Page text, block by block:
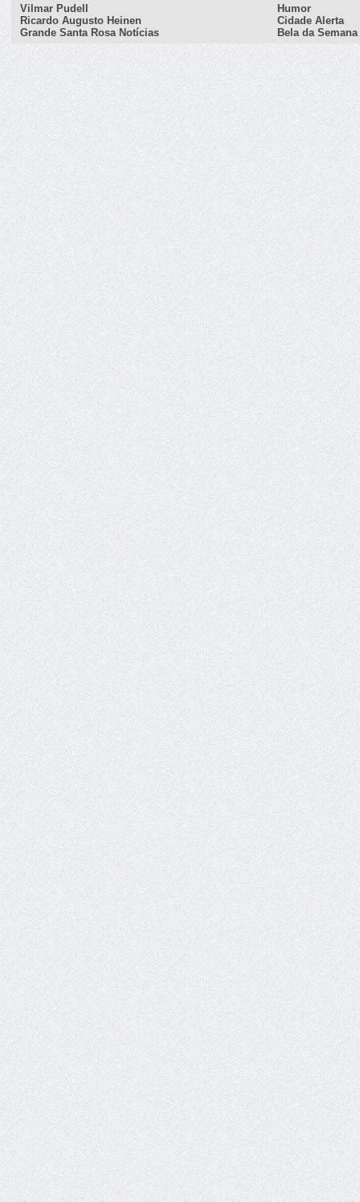
Vilmar Pudell
Ricardo Augusto Heinen
Grande Santa Rosa Notícias
Humor
Cidade Alerta
Bela da Semana